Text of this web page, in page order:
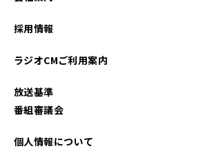
採用情報
ラジオCMご利用案内
放送基準
番組審議会
個人情報について